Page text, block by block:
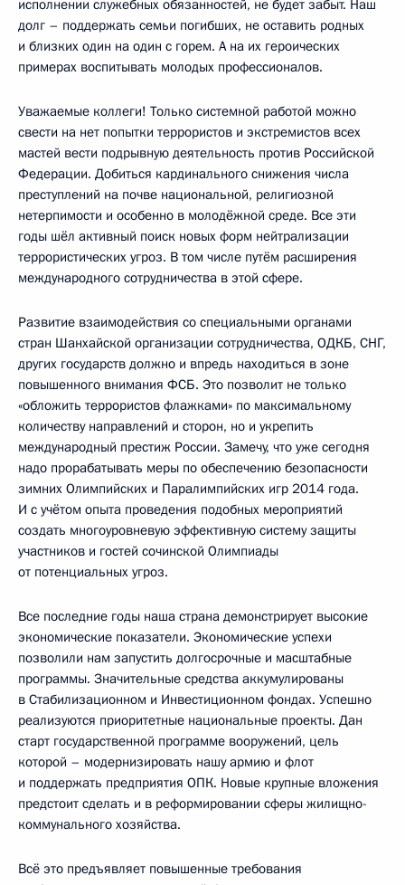
исполнении служебных обязанностей, не будет забыт. Наш
долг – поддержать семьи погибших, не оставить родных
и близких один на один с горем. А на их героических
примерах воспитывать молодых профессионалов.
Уважаемые коллеги! Только системной работой можно
свести на нет попытки террористов и экстремистов всех
мастей вести подрывную деятельность против Российской
Федерации. Добиться кардинального снижения числа
преступлений на почве национальной, религиозной
нетерпимости и особенно в молодёжной среде. Все эти
годы шёл активный поиск новых форм нейтрализации
террористических угроз. В том числе путём расширения
международного сотрудничества в этой сфере.
Развитие взаимодействия со специальными органами
стран Шанхайской организации сотрудничества, ОДКБ, СНГ,
других государств должно и впредь находиться в зоне
повышенного внимания ФСБ. Это позволит не только
«обложить террористов флажками» по максимальному
количеству направлений и сторон, но и укрепить
международный престиж России. Замечу, что уже сегодня
надо прорабатывать меры по обеспечению безопасности
зимних Олимпийских и Паралимпийских игр 2014 года.
И с учётом опыта проведения подобных мероприятий
создать многоуровневую эффективную систему защиты
участников и гостей сочинской Олимпиады
от потенциальных угроз.
Все последние годы наша страна демонстрирует высокие
экономические показатели. Экономические успехи
позволили нам запустить долгосрочные и масштабные
программы. Значительные средства аккумулированы
в Стабилизационном и Инвестиционном фондах. Успешно
реализуются приоритетные национальные проекты. Дан
старт государственной программе вооружений, цель
которой – модернизировать нашу армию и флот
и поддержать предприятия ОПК. Новые крупные вложения
предстоит сделать и в реформировании сферы жилищно-
коммунального хозяйства.
Всё это предъявляет повышенные требования